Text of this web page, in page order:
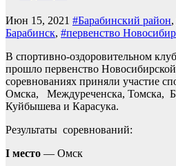
Июн 15, 2021 #Барабинский район,
Барабинск, #первенство
В спортивно-оздоровительном
прошло первенство
соревнованиях приняли участие
Омска, Междуреченска, Томска,
Куйбышева и Карасука.
Результаты соревнований:
I место — Омск